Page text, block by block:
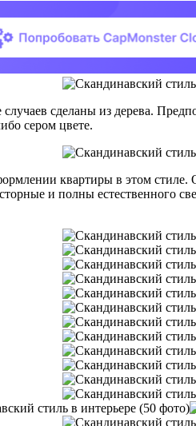
сделаны из дерева.
сером цвете.
квартиры в этом
и полны естественного